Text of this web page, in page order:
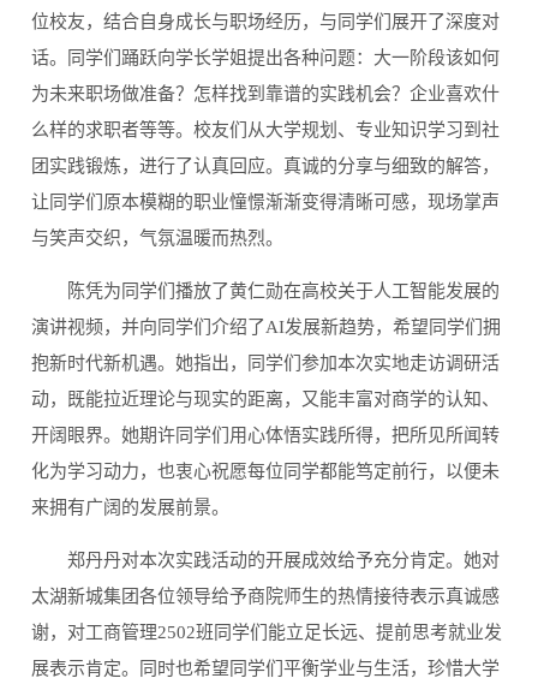
位校友，结合自身成长与职场经历，与同学们展开了深度对
话。同学们踊跃向学长学姐提出各种问题：大一阶段该如何
为未来职场做准备？怎样找到靠谱的实践机会？企业喜欢什
么样的求职者等等。校友们从大学规划、专业知识学习到社
团实践锻炼，进行了认真回应。真诚的分享与细致的解答，
让同学们原本模糊的职业憧憬渐渐变得清晰可感，现场掌声
与笑声交织，气氛温暖而热烈。
陈凭为同学们播放了黄仁勋在高校关于人工智能发展的
演讲视频，并向同学们介绍了AI发展新趋势，希望同学们拥
抱新时代新机遇。她指出，同学们参加本次实地走访调研活
动，既能拉近理论与现实的距离，又能丰富对商学的认知、
开阔眼界。她期许同学们用心体悟实践所得，把所见所闻转
化为学习动力，也衷心祝愿每位同学都能笃定前行，以便未
来拥有广阔的发展前景。
郑丹丹对本次实践活动的开展成效给予充分肯定。她对
太湖新城集团各位领导给予商院师生的热情接待表示真诚感
谢，对工商管理2502班同学们能立足长远、提前思考就业发
展表示肯定。同时也希望同学们平衡学业与生活，珍惜大学